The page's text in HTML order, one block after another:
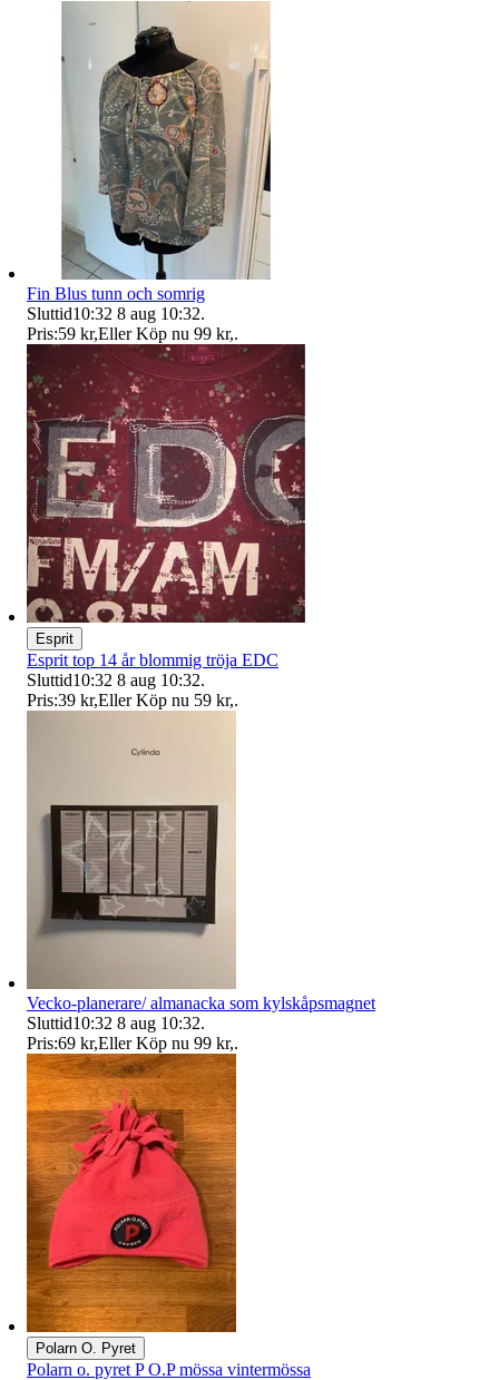
Fin Blus tunn och somrig
Sluttid10:32 8 aug 10:32.
Pris:59 kr,Eller Köp nu 99 kr,.
Esprit
Esprit top 14 år blommig tröja EDC
Sluttid10:32 8 aug 10:32.
Pris:39 kr,Eller Köp nu 59 kr,.
Vecko-planerare/ almanacka som kylskåpsmagnet
Sluttid10:32 8 aug 10:32.
Pris:69 kr,Eller Köp nu 99 kr,.
Polarn O. Pyret
Polarn o. pyret P O.P mössa vintermössa